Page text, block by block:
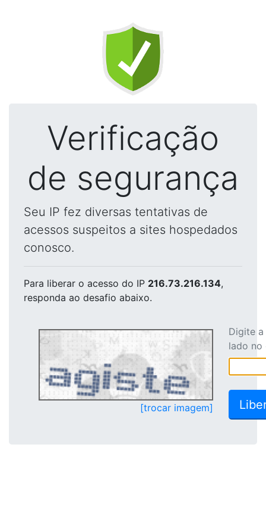
Verificação
de segurança
Seu IP fez diversas tentativas de
acessos suspeitos a sites hospedados
conosco.
Para liberar o acesso do IP 216.73.216.134,
responda ao desafio abaixo.
[trocar imagem]
Digite
lado no